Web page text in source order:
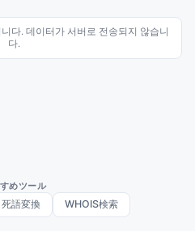
다. 데이터가 서버로 전송되지 않습니
다.
めツール
死語変換 WHOIS検索